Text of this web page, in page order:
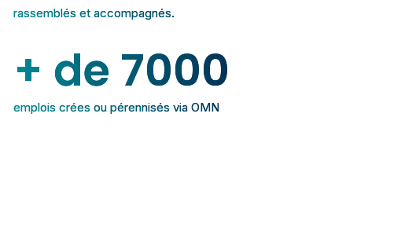
rassemblés et accompagnés.
emplois crées ou pérennisés via OMN
+ de 7000